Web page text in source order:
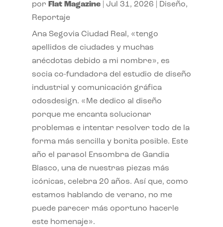
por Flat Magazine| Jul 31, 2026 Diseño,
Reportaje
Ana Segovia Ciudad Real, «tengo
apellidos de ciudades y muchas
anécdotas debido a mi nombre», es
socia co-fundadora del estudio de diseño
industrial y comunicación gráfica
odosdesign. «Me dedico al diseño
porque me encanta solucionar
problemas e intentar resolver todo de la
forma más sencilla y bonita posible. Este
año el parasol Ensombra de Gandia
Blasco, una de nuestras piezas más
icónicas, celebra 20 años. Así que, como
estamos hablando de verano, no me
puede parecer más oportuno hacerle
este homenaje».